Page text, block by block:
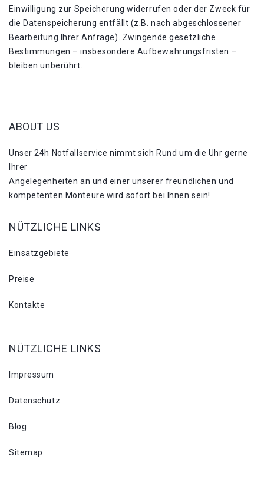
Einwilligung zur Speicherung widerrufen oder der Zweck für
die Datenspeicherung entfällt (z.B. nach abgeschlossener
Bearbeitung Ihrer Anfrage). Zwingende gesetzliche
Bestimmungen – insbesondere Aufbewahrungsfristen –
bleiben unberührt.
ABOUT US
Unser 24h Notfallservice nimmt sich Rund um die Uhr gerne
Ihrer
Angelegenheiten an und einer unserer freundlichen und
kompetenten Monteure wird sofort bei Ihnen sein!
NÜTZLICHE LINKS
Einsatzgebiete
Preise
Kontakte
NÜTZLICHE LINKS
Impressum
Datenschutz
Blog
Sitemap